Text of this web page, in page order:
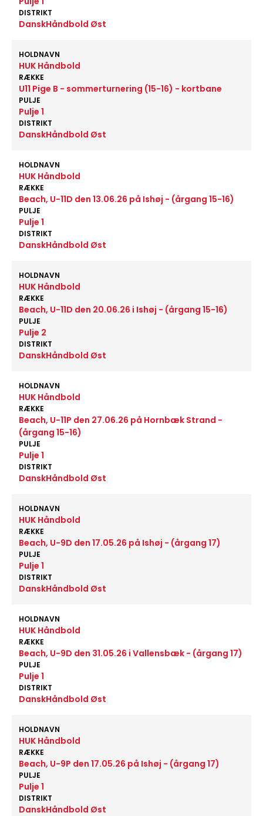
DISTRIKT
DanskHåndbold Øst
HOLDNAVN
HUK Håndbold
RÆKKE
U11 Pige B - sommerturnering (15-16) - kortbane
PULJE
Pulje 1
DISTRIKT
DanskHåndbold Øst
HOLDNAVN
HUK Håndbold
RÆKKE
Beach, U-11D den 13.06.26 på Ishøj - (årgang 15-16)
PULJE
Pulje 1
DISTRIKT
DanskHåndbold Øst
HOLDNAVN
HUK Håndbold
RÆKKE
Beach, U-11D den 20.06.26 i Ishøj - (årgang 15-16)
PULJE
Pulje 2
DISTRIKT
DanskHåndbold Øst
HOLDNAVN
HUK Håndbold
RÆKKE
Beach, U-11P den 27.06.26 på Hornbæk Strand -
(årgang 15-16)
PULJE
Pulje 1
DISTRIKT
DanskHåndbold Øst
HOLDNAVN
HUK Håndbold
RÆKKE
Beach, U-9D den 17.05.26 på Ishøj - (årgang 17)
PULJE
Pulje 1
DISTRIKT
DanskHåndbold Øst
HOLDNAVN
HUK Håndbold
RÆKKE
Beach, U-9D den 31.05.26 i Vallensbæk - (årgang 17)
PULJE
Pulje 1
DISTRIKT
DanskHåndbold Øst
HOLDNAVN
HUK Håndbold
RÆKKE
Beach, U-9P den 17.05.26 på Ishøj - (årgang 17)
PULJE
Pulje 1
DISTRIKT
DanskHåndbold Øst